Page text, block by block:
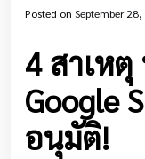
Posted on September
4 สาเห
Google
อนุมัติ!